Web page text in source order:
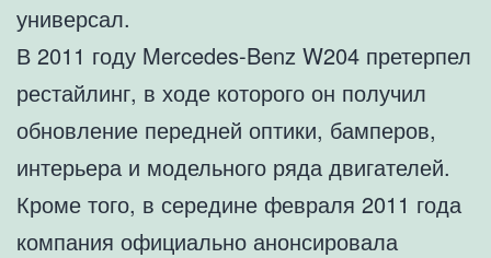
универсал.
В 2011 году Mercedes-Benz W204 претерпел
рестайлинг, в ходе которого он получил
обновление передней оптики, бамперов,
интерьера и модельного ряда двигателей.
Кроме того, в середине февраля 2011 года
компания официально анонсировала